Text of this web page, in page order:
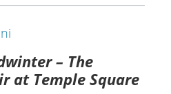
– The
at Temple Square